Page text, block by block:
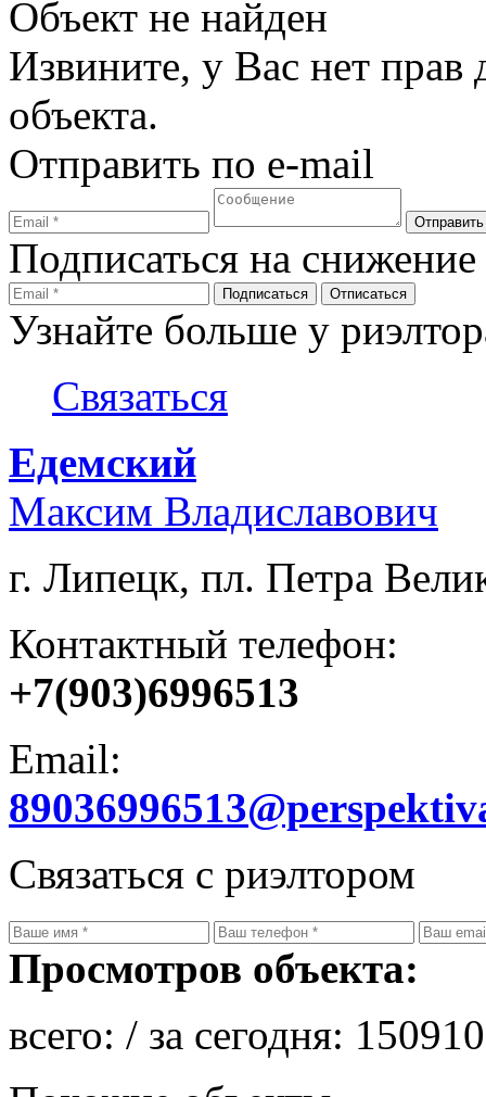
Объект не найден
Извините, у Вас нет прав
объекта.
Отправить по e-mail
Подписаться на
Узнайте больше у
Связаться
Едемский
Максим Владиславович
г. Липецк, пл. Петра
Контактный телефон:
+7(903)6996513
Email:
Связаться с риэлтором
Просмотров объекта:
всего: / за сегодня: